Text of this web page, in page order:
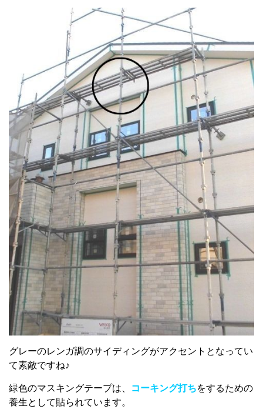
グレーのレンガ調のサイディングがアクセントとなってい
て素敵ですね♪
緑色のマスキングテープは、 コーキング打ちをするための
養生として貼られています。